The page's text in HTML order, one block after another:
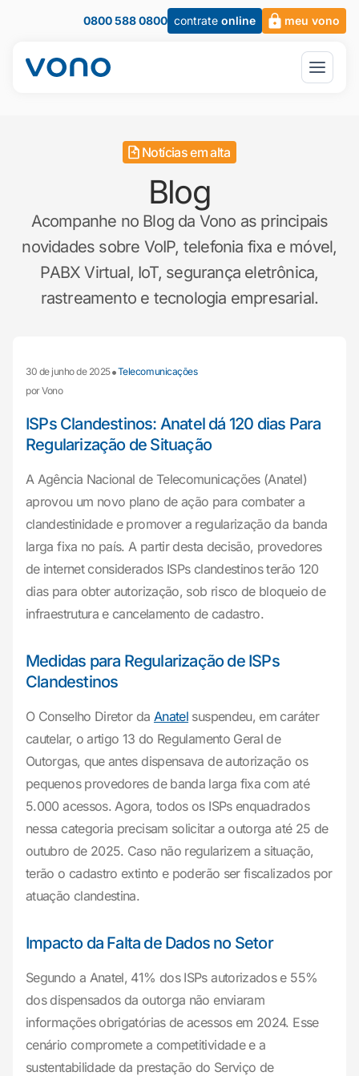
0800 588 0800 contrate online meu vono
Notícias em alta
Blog
Acompanhe no Blog da Vono as principais
novidades sobre VoIP, telefonia fixa e móvel,
PABX Virtual, IoT, segurança eletrônica,
rastreamento e tecnologia empresarial.
30 de junho de 2025•Telecomunicações
por Vono
ISPs Clandestinos: Anatel dá 120 dias Para
Regularização de Situação
A Agência Nacional de Telecomunicações (Anatel)
aprovou um novo plano de ação para combater a
clandestinidade e promover a regularização da banda
larga fixa no país. A partir desta decisão, provedores
de internet considerados ISPs clandestinos terão 120
dias para obter autorização, sob risco de bloqueio de
infraestrutura e cancelamento de cadastro.
Medidas para Regularização de ISPs
Clandestinos
O Conselho Diretor da Anatel suspendeu, em caráter
cautelar, o artigo 13 do Regulamento Geral de
Outorgas, que antes dispensava de autorização os
pequenos provedores de banda larga fixa com até
5.000 acessos. Agora, todos os ISPs enquadrados
nessa categoria precisam solicitar a outorga até 25 de
outubro de 2025. Caso não regularizem a situação,
terão o cadastro extinto e poderão ser fiscalizados por
atuação clandestina.
Impacto da Falta de Dados no Setor
Segundo a Anatel, 41% dos ISPs autorizados e 55%
dos dispensados da outorga não enviaram
informações obrigatórias de acessos em 2024. Esse
cenário compromete a competitividade e a
sustentabilidade da prestação do Serviço de